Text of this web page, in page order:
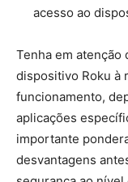
acesso ao
Tenha em atenção
dispositivo Roku à
funcionamento,
aplicações
importante
desvantagens